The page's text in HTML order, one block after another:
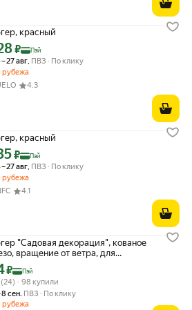
красный
картой Яндекс Пэй 1628 ₽ вместо
₽ Пэй
27 авг, ПВЗ
По клику
рубежа
4.3
красный
картой Яндекс Пэй 1635 ₽ вместо
₽ Пэй
27 авг ПВЗ
По клику
рубежа
4.1
"Садовая декорация", кованое
вращение от ветра, для
сада
картой Яндекс Пэй 744 ₽ вместо
₽ Пэй
товара: 3.0 из 5
(24) · 98 купили
(24) · 98 купили
8 сен, ПВЗ
По клику
рубежа